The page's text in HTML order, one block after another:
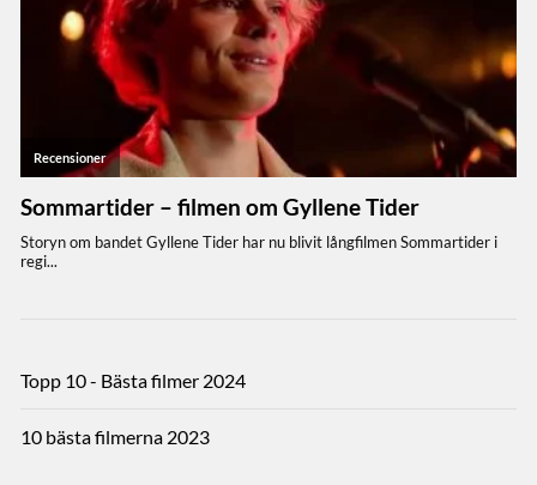
Topp 10 - Bästa filmer 2024
10 bästa filmerna 2023